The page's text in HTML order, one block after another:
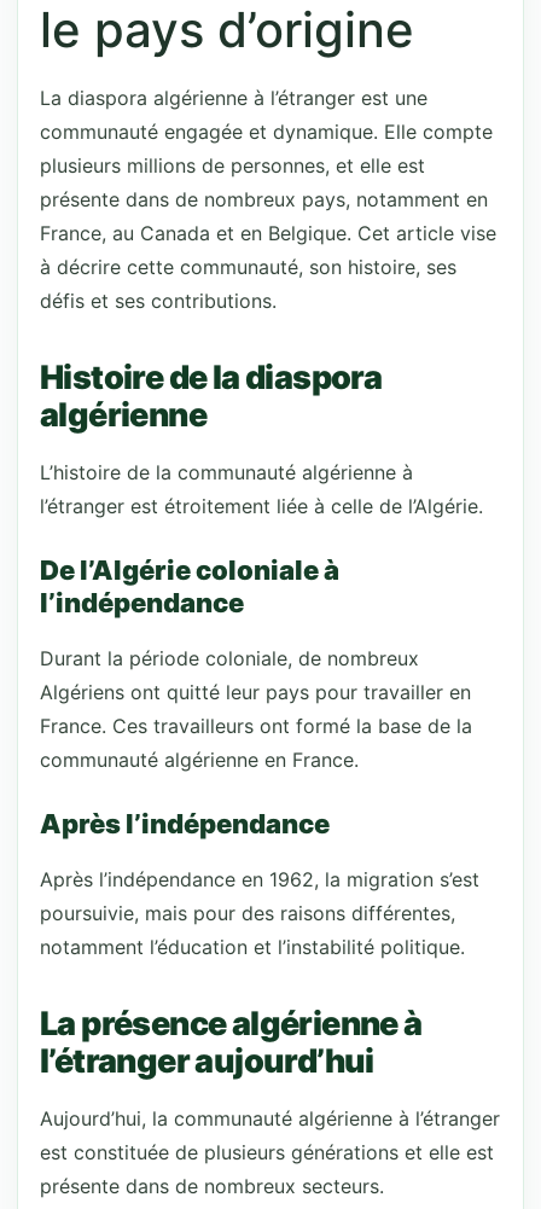
le pays d’origine
La diaspora algérienne à l’étranger est une
communauté engagée et dynamique. Elle compte
plusieurs millions de personnes, et elle est
présente dans de nombreux pays, notamment en
France, au Canada et en Belgique. Cet article vise
à décrire cette communauté, son histoire, ses
défis et ses contributions.
Histoire de la diaspora
algérienne
L’histoire de la communauté algérienne à
l’étranger est étroitement liée à celle de l’Algérie.
De l’Algérie coloniale à
l’indépendance
Durant la période coloniale, de nombreux
Algériens ont quitté leur pays pour travailler en
France. Ces travailleurs ont formé la base de la
communauté algérienne en France.
Après l’indépendance
Après l’indépendance en 1962, la migration s’est
poursuivie, mais pour des raisons différentes,
notamment l’éducation et l’instabilité politique.
La présence algérienne à
l’étranger aujourd’hui
Aujourd’hui, la communauté algérienne à l’étranger
est constituée de plusieurs générations et elle est
présente dans de nombreux secteurs.